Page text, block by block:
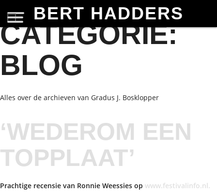
BERT HADDERS
CATEGORIE:
BLOG
Alles over de archieven van Gradus J. Bosklopper
‘WEDEROM EEN
TOPPLAAT’
Prachtige recensie van Ronnie Weessies op www.festivalinfo.nl.